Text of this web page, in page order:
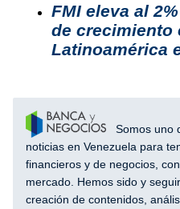
FMI eleva al
de crecimiento
Latinoamérica
Somos uno
noticias en Venezuela para
financieros y de negocios,
mercado. Hemos sido y
creación de contenidos,